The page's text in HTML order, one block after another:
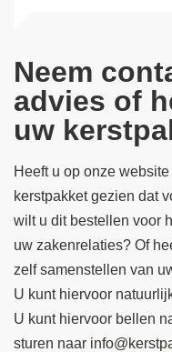
Neem
advies of
uw
Heeft u op onze
kerstpakket gezien dat
wilt u dit bestellen voor
uw zakenrelaties? Of
zelf samenstellen van
U kunt hiervoor
U kunt hiervoor bellen
sturen naar